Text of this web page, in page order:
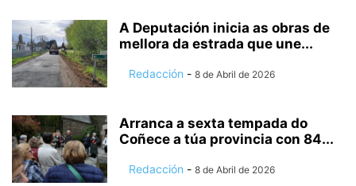
A Deputación inicia as obras de
mellora da estrada que une...
Redacción - 8 de Abril de 2026
Arranca a sexta tempada do
Coñece a túa provincia con 84...
Redacción - 8 de Abril de 2026